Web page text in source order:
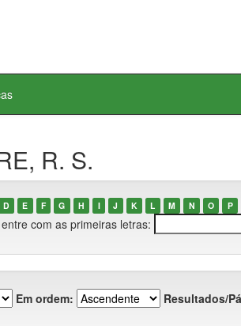
R. S.
D E F G H I J K L M N O P
com as primeiras letras:
Em ordem: Resultados/